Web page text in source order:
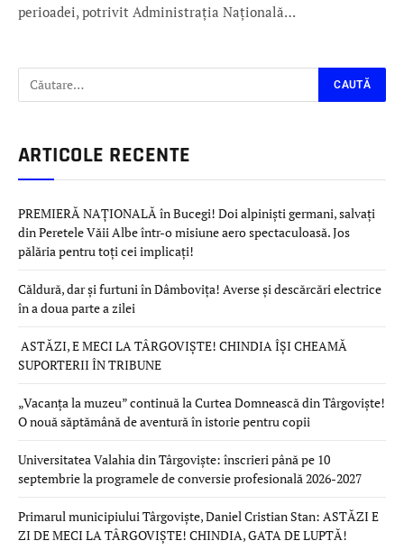
perioadei, potrivit Administrația Națională…
ARTICOLE RECENTE
PREMIERĂ NAȚIONALĂ în Bucegi! Doi alpiniști germani, salvați
din Peretele Văii Albe într-o misiune aero spectaculoasă. Jos
pălăria pentru toți cei implicați!
Căldură, dar și furtuni în Dâmbovița! Averse și descărcări electrice
în a doua parte a zilei
ASTĂZI, E MECI LA TÂRGOVIȘTE! CHINDIA ÎȘI CHEAMĂ
SUPORTERII ÎN TRIBUNE
„Vacanța la muzeu” continuă la Curtea Domnească din Târgoviște!
O nouă săptămână de aventură în istorie pentru copii
Universitatea Valahia din Târgoviște: înscrieri până pe 10
septembrie la programele de conversie profesională 2026-2027
Primarul municipiului Târgoviște, Daniel Cristian Stan: ASTĂZI E
ZI DE MECI LA TÂRGOVIȘTE! CHINDIA, GATA DE LUPTĂ!